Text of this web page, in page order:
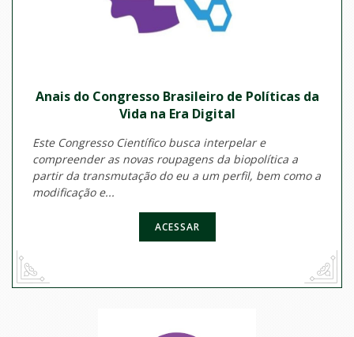
Anais do Congresso Brasileiro de Políticas da
Vida na Era Digital
Este Congresso Científico busca interpelar e
compreender as novas roupagens da biopolítica a
partir da transmutação do eu a um perfil, bem como a
modificação e...
ACESSAR